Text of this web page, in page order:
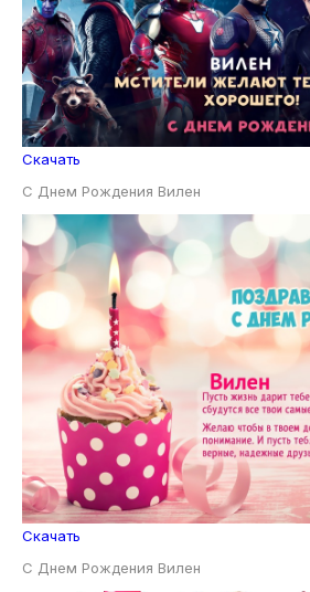
Скачать
С Днем Рождения Вилен
Скачать
С Днем Рождения Вилен